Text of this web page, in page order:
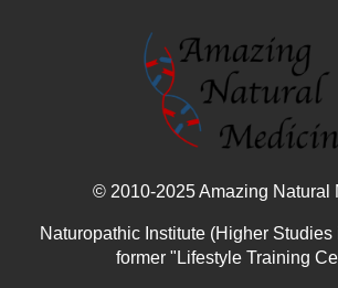
© 2010-2025 Amazing Natural
Naturopathic Institute (Higher Studies
former "Lifestyle Training